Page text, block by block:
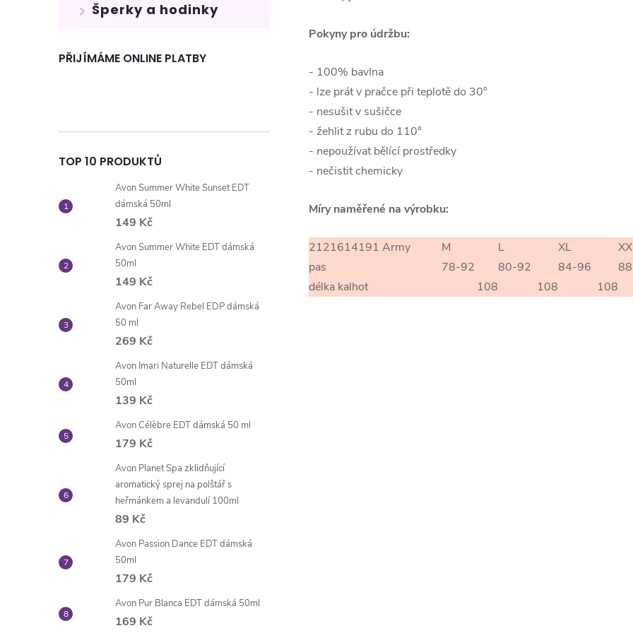
Šperky a hodinky
PŘIJÍMÁME ONLINE PLATBY
TOP 10 PRODUKTŮ
Avon Summer White Sunset EDT
dámská 50ml
149 Kč
Avon Summer White EDT dámská
50ml
149 Kč
Avon Far Away Rebel EDP dámská
50 ml
269 Kč
Avon Imari Naturelle EDT dámská
50ml
139 Kč
Avon Célèbre EDT dámská 50 ml
179 Kč
Avon Planet Spa zklidňující
aromatický sprej na polštář s
heřmánkem a levandulí 100ml
89 Kč
Avon Passion Dance EDT dámská
50ml
179 Kč
Avon Pur Blanca EDT dámská 50ml
169 Kč
Pokyny pro údržbu:
- 100% bavlna
- lze prát v pračce při teplotě do 30°
- nesušit v sušičce
- žehlit z rubu do 110°
- nepoužívat bělící prostředky
- nečistit chemicky
Míry naměřené na výrobku:
2121614191 Army M L XL
pas
78-92 80-92 84-96
délka kalhot
108 108 108